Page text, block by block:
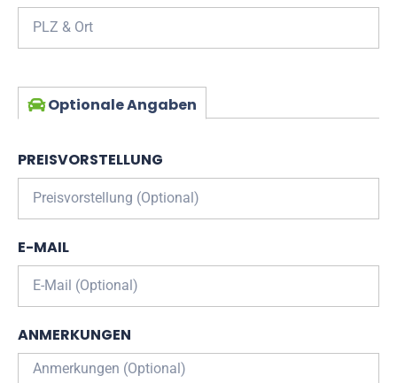
Optionale Angaben
PREISVORSTELLUNG
E-MAIL
ANMERKUNGEN